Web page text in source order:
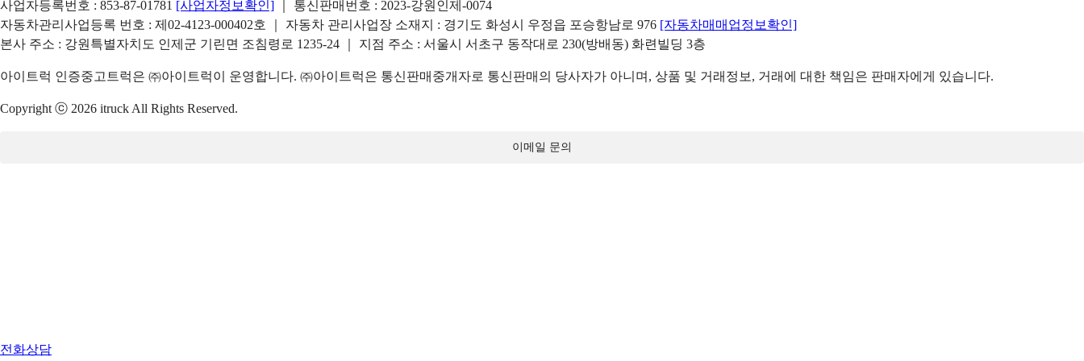
사업자등록번호 : 853-87-01781 [사업자정보확인]
｜ 통신판매번호 : 2023-강원인제-0074
자동차관리사업등록 번호 : 제02-4123-000402호 ｜ 자동차 관리사업장 소재지 : 경기도 화성시 우정읍 포승항남로 976 [자동차매매업정보확인]
본사 주소 : 강원특별자치도 인제군 기린면 조침령로 1235-24 ｜ 지점 주소 : 서울시 서초구 동작대로 230(방배동) 화련빌딩 3층
아이트럭 인증중고트럭은 ㈜아이트럭이 운영합니다. ㈜아이트럭은 통신판매중개자로 통신판매의 당사자가 아니며, 상품 및 거래정보, 거래에 대한 책임은 판매자에게 있습니다.
Copyright ⓒ 2026 itruck All Rights Reserved.
이메일 문의
전화상담